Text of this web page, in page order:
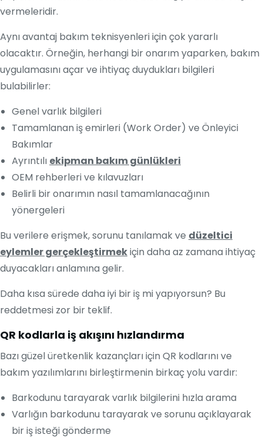
vermeleridir.
Aynı avantaj bakım teknisyenleri için çok yararlı
olacaktır. Örneğin, herhangi bir onarım yaparken, bakım
uygulamasını açar ve ihtiyaç duydukları bilgileri
bulabilirler:
Genel varlık bilgileri
Tamamlanan iş emirleri (Work Order) ve Önleyici
Bakımlar
Ayrıntılı ekipman bakım günlükleri
OEM rehberleri ve kılavuzları
Belirli bir onarımın nasıl tamamlanacağının
yönergeleri
Bu verilere erişmek, sorunu tanılamak ve düzeltici
eylemler gerçekleştirmekiçin daha az zamana ihtiyaç
duyacakları anlamına gelir.
Daha kısa sürede daha iyi bir iş mi yapıyorsun? Bu
reddetmesi zor bir teklif.
QR kodlarla iş akışını hızlandırma
Bazı güzel üretkenlik kazançları için QR kodlarını ve
bakım yazılımlarını birleştirmenin birkaç yolu vardır:
Barkodunu tarayarak varlık bilgilerini hızla arama
Varlığın barkodunu tarayarak ve sorunu açıklayarak
bir iş isteği gönderme